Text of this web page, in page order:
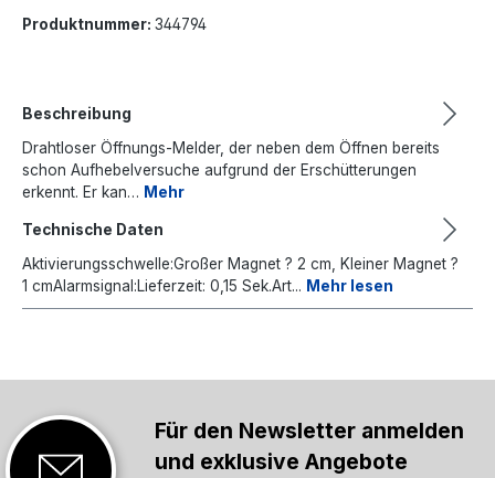
Produktnummer: 344794
Beschreibung
Drahtloser Öffnungs-Melder, der neben dem Öffnen bereits
schon Aufhebelversuche aufgrund der Erschütterungen
erkennt. Er kan… Mehr
Technische Daten
Aktivierungsschwelle:Großer Magnet ? 2 cm, Kleiner Magnet ?
1 cmAlarmsignal:Lieferzeit: 0,15 Sek.Art... Mehr lesen
Für den Newsletter anmelden
und exklusive Angebote